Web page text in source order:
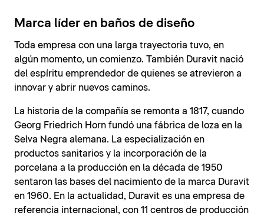
Marca líder en baños de diseño
Toda empresa con una larga trayectoria tuvo, en
algún momento, un comienzo. También Duravit nació
del espíritu emprendedor de quienes se atrevieron a
innovar y abrir nuevos caminos.
La historia de la compañía se remonta a 1817, cuando
Georg Friedrich Horn fundó una fábrica de loza en la
Selva Negra alemana. La especialización en
productos sanitarios y la incorporación de la
porcelana a la producción en la década de 1950
sentaron las bases del nacimiento de la marca Duravit
en 1960. En la actualidad, Duravit es una empresa de
referencia internacional, con 11 centros de producción